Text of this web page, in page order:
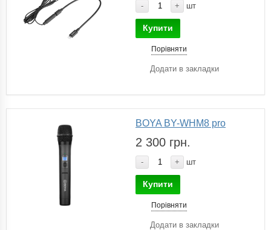
- + шт
Купити
Порівняти
Додати в закладки
BOYA BY-WHM8 pro
2 300 грн.
- + шт
Купити
Порівняти
Додати в закладки